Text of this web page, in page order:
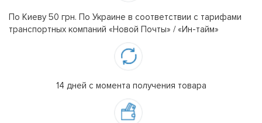
По Киеву 50 грн. По Украине в соответствии с тарифами
транспортных компаний «Новой Почты» / «Ин-тайм»
14 дней с момента получения товара